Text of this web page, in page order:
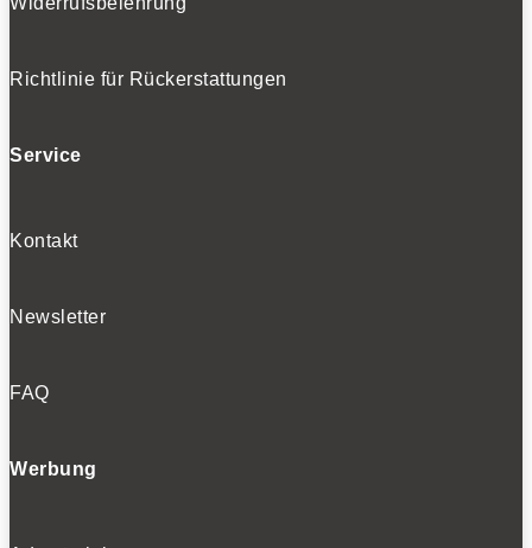
Richtlinie für Rückerstattungen
Service
Kontakt
Newsletter
FAQ
Werbung